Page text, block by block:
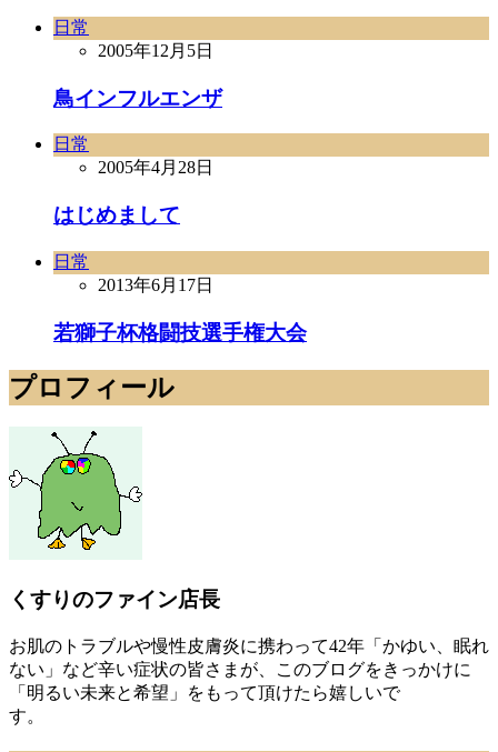
日常
2005年12月5日
鳥インフルエンザ
日常
2005年4月28日
はじめまして
日常
2013年6月17日
若獅子杯格闘技選手権大会
プロフィール
くすりのファイン店長
お肌のトラブルや慢性皮膚炎に携わって42年「かゆい、眠れ
ない」など辛い症状の皆さまが、このブログをきっかけに
「明るい未来と希望」をもって頂けたら嬉しいで
す。